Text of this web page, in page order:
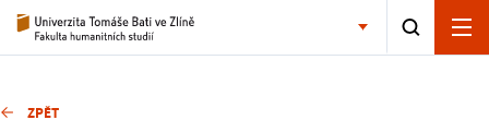
ZPĚT